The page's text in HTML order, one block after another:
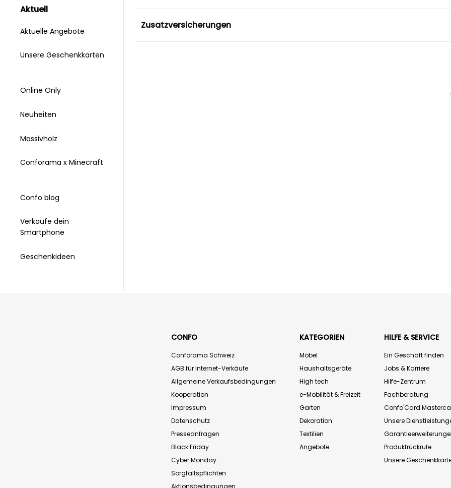
aktuell
Aktuelle Angebote
Unsere Geschenkkarten
Online Only
Neuheiten
Massivholz
Conforama x Minecraft
Confo blog
Verkaufe dein
Smartphone
Geschenkideen
Zusatzversicherungen
CONFO
Conforama Schweiz
AGB für Internet-Verkäufe
Allgemeine Verkaufsbedingungen
Kooperation
Impressum
Datenschutz
Presseanfragen
Black Friday
Cyber Monday
Sorgfaltspflichten
KATEGORIEN
Möbel
Haushaltsgeräte
High tech
e-Mobilität & Freizeit
Garten
Dekoration
Textilien
Angebote
HILFE & SERVICE
Ein Geschäft finden
Jobs & Karriere
Hilfe-Zentrum
Fachberatung
Confo'Card
Unsere
Produktrückrufe
Unsere